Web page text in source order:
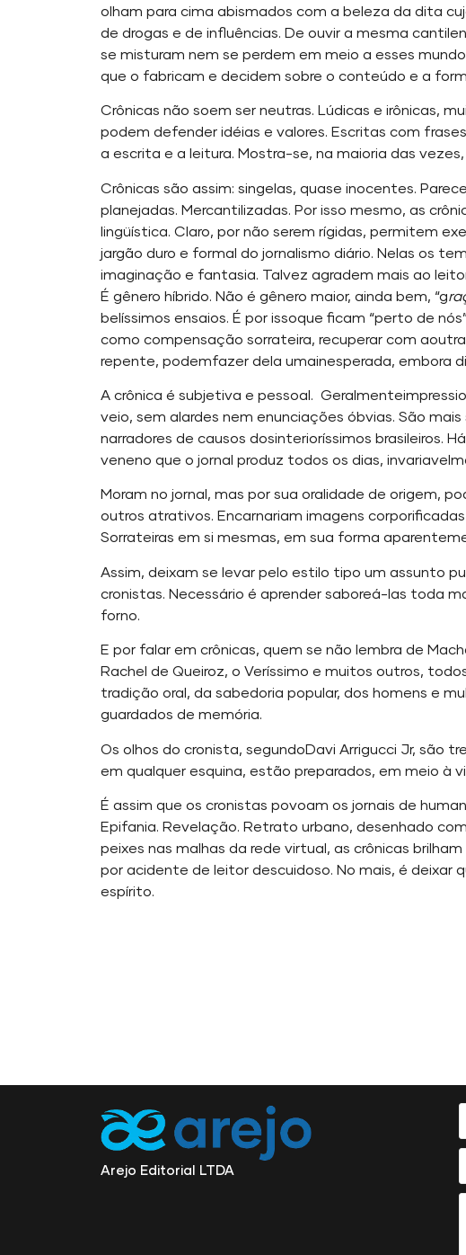
olham para cima abismados com a beleza da dita
de drogas e de influências. De ouvir a mesma
se misturam nem se perdem em meio a esses
que o fabricam e decidem sobre o conteúdo e a
Crônicas não soem ser neutras. Lúdicas e irônicas,
podem defender idéias e valores. Escritas com
a escrita e a leitura. Mostra-se, na maioria das
Crônicas são assim: singelas, quase inocentes.
planejadas. Mercantilizadas. Por isso mesmo, as
lingüística. Claro, por não serem rígidas, permitem
jargão duro e formal do jornalismo diário. Nelas os
imaginação e fantasia. Talvez agradem mais ao
É gênero híbrido. Não é gênero maior, ainda bem, “g
belíssimos ensaios. É por issoque ficam “perto de
como compensação sorrateira, recuperar com
repente, podemfazer dela umainesperada, embora
A crônica é subjetiva e pessoal.
veio, sem alardes nem enunciações óbvias. São
narradores de causos dosinterioríssimos brasileiros.
veneno que o jornal produz todos os dias,
Moram no jornal, mas por sua oralidade de origem,
outros atrativos. Encarnariam imagens
Sorrateiras em si mesmas, em sua forma
Assim, deixam se levar pelo estilo tipo um assunto
cronistas. Necessário é aprender saboreá-las toda
forno.
E por falar em crônicas, quem se não lembra de
Rachel de Queiroz, o Veríssimo e muitos outros,
tradição oral, da sabedoria popular, dos homens e
guardados de memória.
Os olhos do cronista, segundoDavi Arrigucci Jr, são
em qualquer esquina, estão preparados, em meio à
É assim que os cronistas povoam os jornais de
Epifania. Revelação. Retrato urbano, desenhado
peixes nas malhas da rede virtual, as crônicas
por acidente de leitor descuidoso. No mais, é deixar
espírito.
Arejo Editorial LTDA